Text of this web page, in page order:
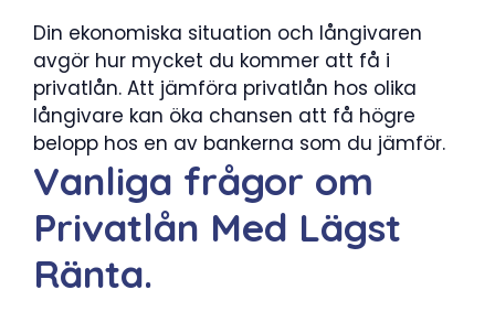
Din ekonomiska situation och långivaren
avgör hur mycket du kommer att få i
privatlån. Att jämföra privatlån hos olika
långivare kan öka chansen att få högre
belopp hos en av bankerna som du jämför.
Vanliga frågor om
Privatlån Med Lägst
Ränta.